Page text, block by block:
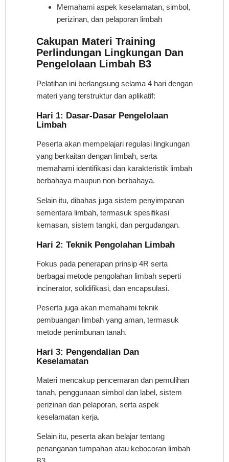
Memahami aspek keselamatan, simbol,
perizinan, dan pelaporan limbah
Cakupan Materi Training
Perlindungan Lingkungan Dan
Pengelolaan Limbah B3
Pelatihan ini berlangsung selama 4 hari dengan
materi yang terstruktur dan aplikatif:
Hari 1: Dasar-Dasar Pengelolaan
Limbah
Peserta akan mempelajari regulasi lingkungan
yang berkaitan dengan limbah, serta
memahami identifikasi dan karakteristik limbah
berbahaya maupun non-berbahaya.
Selain itu, dibahas juga sistem penyimpanan
sementara limbah, termasuk spesifikasi
kemasan, sistem tangki, dan pergudangan.
Hari 2: Teknik Pengolahan Limbah
Fokus pada penerapan prinsip 4R serta
berbagai metode pengolahan limbah seperti
incinerator, solidifikasi, dan encapsulasi.
Peserta juga akan memahami teknik
pembuangan limbah yang aman, termasuk
metode penimbunan tanah.
Hari 3: Pengendalian Dan
Keselamatan
Materi mencakup pencemaran dan pemulihan
tanah, penggunaan simbol dan label, sistem
perizinan dan pelaporan, serta aspek
keselamatan kerja.
Selain itu, peserta akan belajar tentang
penanganan tumpahan atau kebocoran limbah